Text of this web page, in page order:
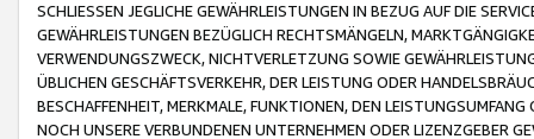
SCHLIESSEN JEGLICHE GEWÄHRLEISTUNGEN IN BEZUG AUF DIE
GEWÄHRLEISTUNGEN BEZÜGLICH RECHTSMÄNGELN,
VERWENDUNGSZWECK, NICHTVERLETZUNG SOWIE
ÜBLICHEN GESCHÄFTSVERKEHR, DER LEISTUNG ODER
BESCHAFFENHEIT, MERKMALE, FUNKTIONEN, DEN
NOCH UNSERE VERBUNDENEN UNTERNEHMEN ODER LIZENZGEBER